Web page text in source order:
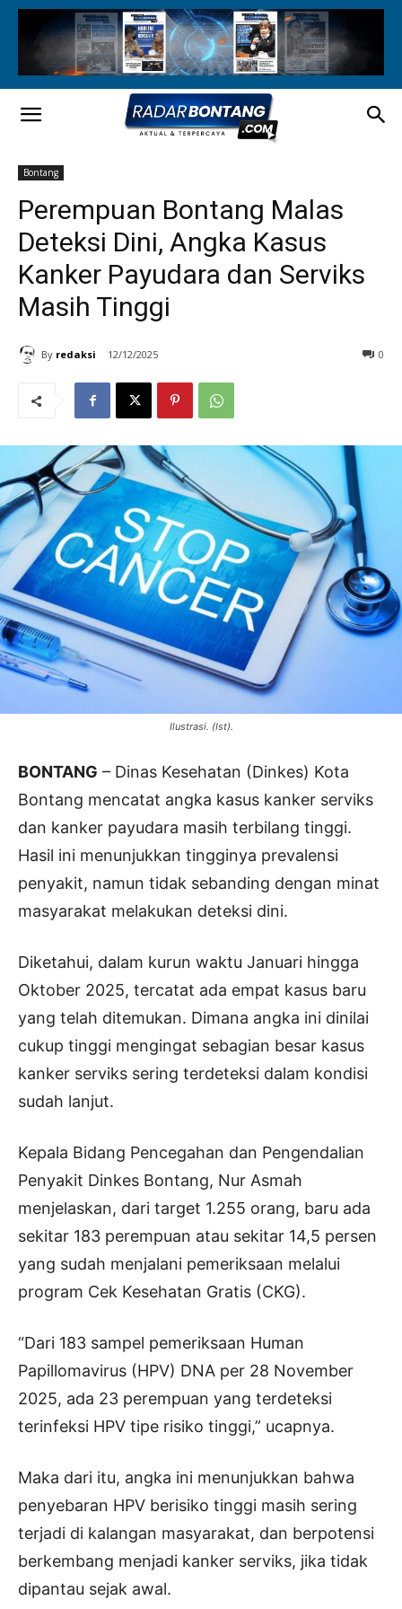
Bontang
Perempuan Bontang Malas
Deteksi Dini, Angka Kasus
Kanker Payudara dan Serviks
Masih Tinggi
By redaksi 12/12/2025 0
Ilustrasi. (Ist).
BONTANG – Dinas Kesehatan (Dinkes) Kota
Bontang mencatat angka kasus kanker serviks
dan kanker payudara masih terbilang tinggi.
Hasil ini menunjukkan tingginya prevalensi
penyakit, namun tidak sebanding dengan minat
masyarakat melakukan deteksi dini.
Diketahui, dalam kurun waktu Januari hingga
Oktober 2025, tercatat ada empat kasus baru
yang telah ditemukan. Dimana angka ini dinilai
cukup tinggi mengingat sebagian besar kasus
kanker serviks sering terdeteksi dalam kondisi
sudah lanjut.
Kepala Bidang Pencegahan dan Pengendalian
Penyakit Dinkes Bontang, Nur Asmah
menjelaskan, dari target 1.255 orang, baru ada
sekitar 183 perempuan atau sekitar 14,5 persen
yang sudah menjalani pemeriksaan melalui
program Cek Kesehatan Gratis (CKG).
“Dari 183 sampel pemeriksaan Human
Papillomavirus (HPV) DNA per 28 November
2025, ada 23 perempuan yang terdeteksi
terinfeksi HPV tipe risiko tinggi,” ucapnya.
Maka dari itu, angka ini menunjukkan bahwa
penyebaran HPV berisiko tinggi masih sering
terjadi di kalangan masyarakat, dan berpotensi
berkembang menjadi kanker serviks, jika tidak
dipantau sejak awal.